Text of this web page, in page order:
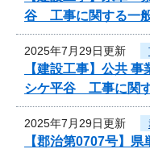
谷 工事に関する一
2025年7月29日更新
【建設工事】公共
シケ平谷 工事に関
2025年7月29日更新
【郡治第0707号】